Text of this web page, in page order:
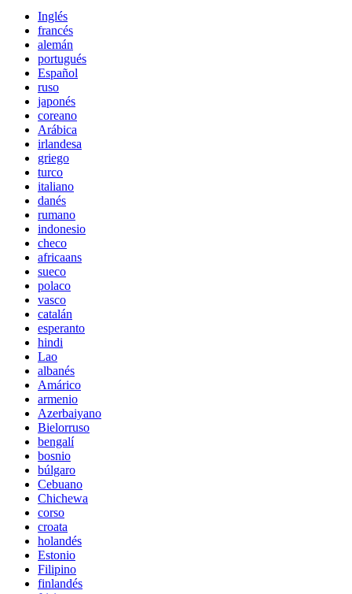
Inglés
francés
alemán
portugués
Español
ruso
japonés
coreano
Arábica
irlandesa
griego
turco
italiano
danés
rumano
indonesio
checo
africaans
sueco
polaco
vasco
catalán
esperanto
hindi
Lao
albanés
Amárico
armenio
Azerbaiyano
Bielorruso
bengalí
bosnio
búlgaro
Cebuano
Chichewa
corso
croata
holandés
Estonio
Filipino
finlandés